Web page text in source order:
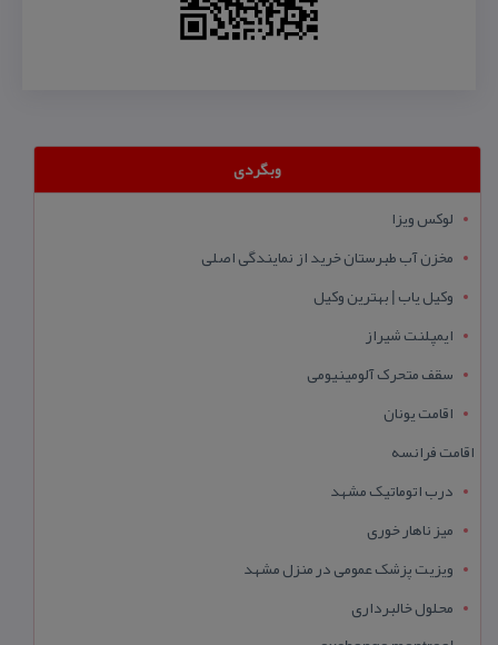
وبگردی
لوکس ویزا
مخزن آب طبرستان خرید از نمایندگی اصلی
وکیل یاب | بهترین وکیل
ایمپلنت شیراز
سقف متحرک آلومینیومی
اقامت یونان
اقامت فرانسه
درب اتوماتیک مشهد
میز ناهار خوری
ویزیت پزشک عمومی در منزل مشهد
محلول خالبرداری